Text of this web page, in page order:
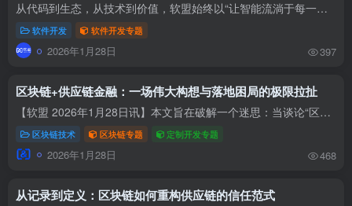
从代码到生态，从技术到价值，软盟始终以“让智能流淌于每一段代码”为初心，通过全栈技术能力与行业深度洞察，助力企业在数字化浪潮中赢得先机。截至2025年底，软盟已服务500+头部客户，项目交...
软件开发 软件开发专题
2026年1月28日 397
区块链+供应链金融：一场伟大构想与落地困局的极限拉扯
【软盟 2026年1月28日讯】本文旨在破解一个迷思：当谈论“区块链+供应链金融”时，我们究竟在谈论一个颠覆性的未来，还是一个正在艰难落地的工具？文章摒弃空泛的技术颂歌，深度剖析可编程票据...
区块链技术 区块链专题 定制开发专题
2026年1月28日 468
从记录到定义：区块链如何重构供应链的信任范式